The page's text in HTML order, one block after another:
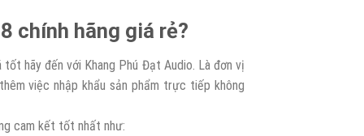
chính hãng giá rẻ?
hãy đến với Khang Phú Đạt Audio. Là đơn vị
việc nhập khẩu sản phẩm trực tiếp không
cam kết tốt nhất như: